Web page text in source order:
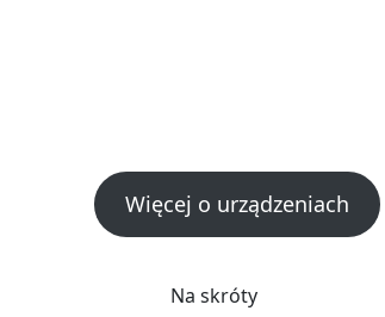
Więcej o urządzeniach
Na skróty